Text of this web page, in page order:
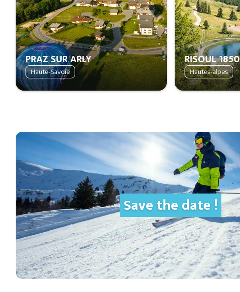
PRAZ SUR ARLY
Haute-Savoie
RISOUL 1850
Hautes-alpes
Save the date !